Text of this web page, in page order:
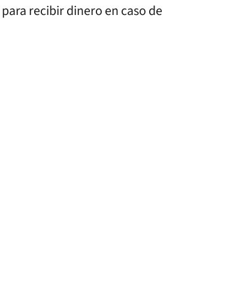
recibir dinero en caso de